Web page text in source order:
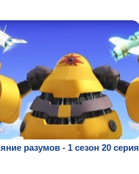
разумов - 1 сезон 20 серия